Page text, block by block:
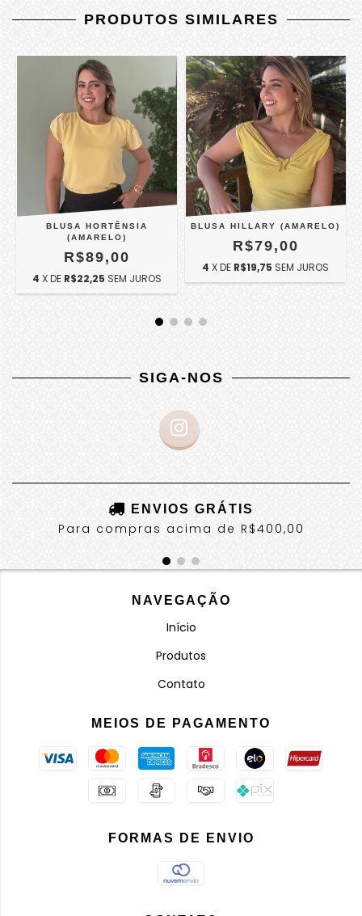
PRODUTOS SIMILARES
BLUSA HORTÊNSIA
(AMARELO)
R$89,00
4 X DE R$22,25 SEM JUROS
BLUSA HILLARY (AMARELO)
R$79,00
4 X DE R$19,75 SEM JUROS
SIGA-NOS
ENVIOS GRÁTIS
Para compras acima de R$400,00
NAVEGAÇÃO
Início
Produtos
Contato
MEIOS DE PAGAMENTO
FORMAS DE ENVIO